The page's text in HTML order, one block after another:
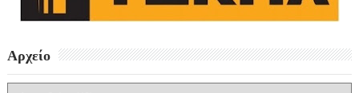
Αρχείο